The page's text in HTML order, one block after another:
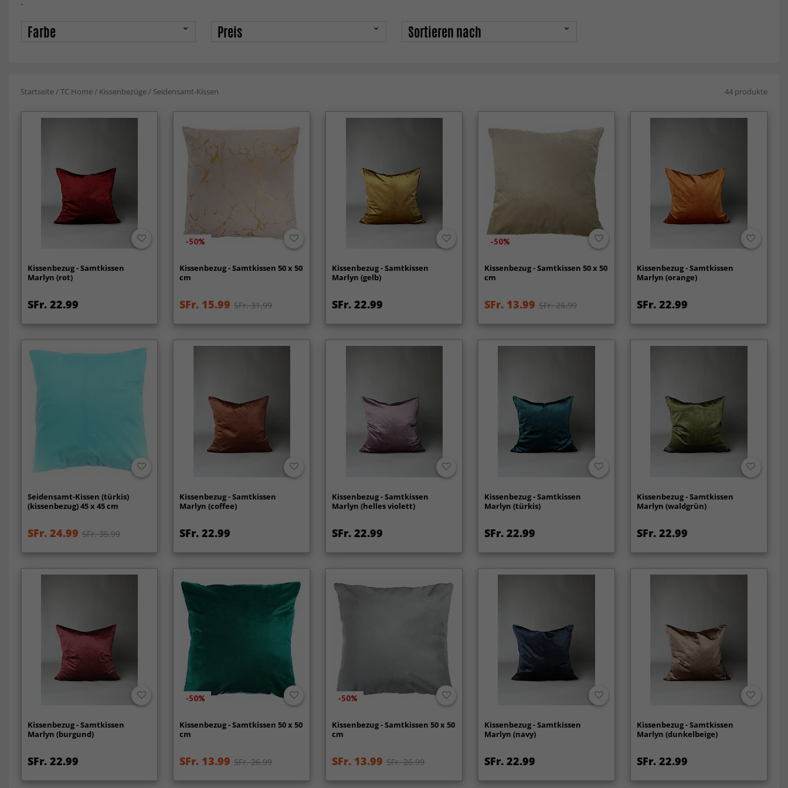
-
Farbe Preis Sortieren nach
Startseite/TC Home/ Kissenbezüge/ Seidensamt-Kissen 44 produkte
Kissenbezug - Samtkissen
Marlyn (rot)
SFr. 22.99
-50%
Kissenbezug - Samtkissen 50 x 50
cm
SFr. 15.99 SFr. 31.99
Kissenbezug - Samtkissen
Marlyn (gelb)
SFr. 22.99
-50%
Kissenbezug - Samtkissen 50 x 50
cm
SFr. 13.99 SFr. 26.99
Kissenbezug - Samtkissen
Marlyn (orange)
SFr. 22.99
Seidensamt-Kissen (türkis)
(kissenbezug) 45 x 45 cm
SFr. 24.99 SFr. 35.99
Kissenbezug - Samtkissen
Marlyn (coffee)
SFr. 22.99
Kissenbezug - Samtkissen
Marlyn (helles violett)
SFr. 22.99
Kissenbezug - Samtkissen
Marlyn (türkis)
SFr. 22.99
Kissenbezug - Samtkissen
Marlyn (waldgrün)
SFr. 22.99
Kissenbezug - Samtkissen
Marlyn (burgund)
SFr. 22.99
-50%
Kissenbezug - Samtkissen 50 x 50
cm
SFr. 13.99 SFr. 26.99
-50%
Kissenbezug - Samtkissen 50 x 50
cm
SFr. 13.99 SFr. 26.99
Kissenbezug - Samtkissen
Marlyn (navy)
SFr. 22.99
Kissenbezug - Samtkissen
Marlyn (dunkelbeige)
SFr. 22.99